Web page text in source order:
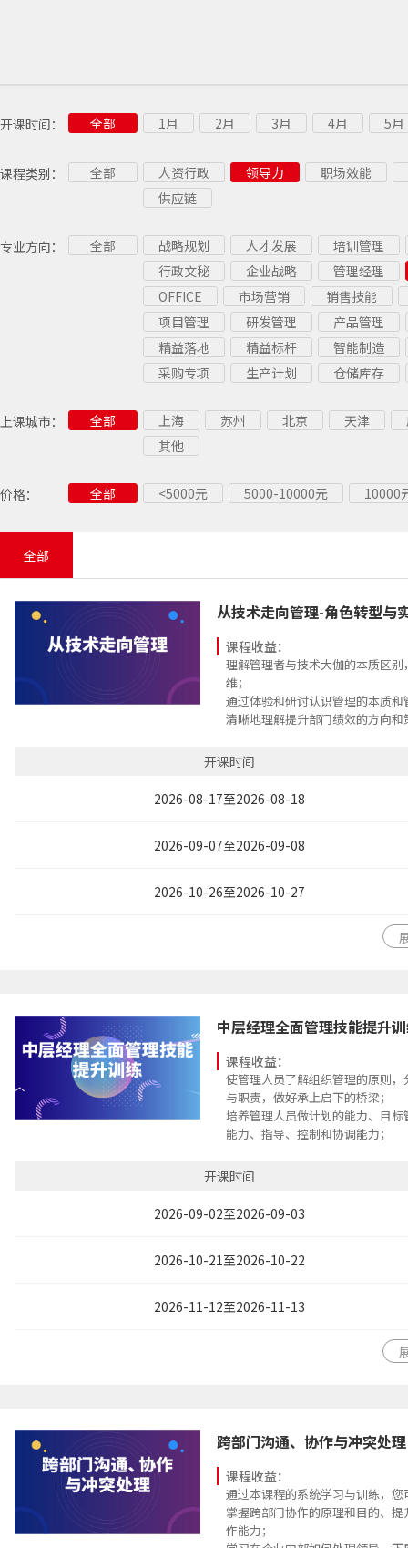
开课时间： 全部 1月 2月 3月 4月 5月
课程类别： 全部 人资行政 领导力
职场效能
供应链
专业方向： 全部 战略规划 人才发展
培训管理
行政文秘
企业战略
管理经理
OFFICE
市场营销
销售技能
项目管理
研发管理
产品管理
精益落地
精益标杆
智能制造
采购专项
生产计划 仓储库存
上课城市： 全部 上海 苏州 北京 天津
其他
价格： 全部 <5000元 5000-10000元 10000
全部
从技术走向管理-角色转型与
课程收益：
理解管理者与技术大伽的本质区
维；
通过体验和研讨认识管理的本质
清晰地理解提升部门绩效的方向和
务-能力需求的关系，发展个人能
开课时间
2026-08-17至2026-08-18
2026-09-07至2026-09-08
2026-10-26至2026-10-27
中层经理全面管理技能提升
课程收益：
使管理人员了解组织管理的原则
与职责，做好承上启下的桥梁；
培养管理人员做计划的能力、目
能力、指导、控制和协调能力；
下属，并给予工作授权；
知人善任，带人带心，学习激励部
认识沟通的重要性，掌握高效沟通
织内无障碍的沟通环境；
导艺术，增强自己的领导魅力；
开课时间
2026-09-02至2026-09-03
2026-10-21至2026-10-22
2026-11-12至2026-11-13
跨部门沟通、协作与冲突处理
课程收益：
通过本课程的系统学习与训练，您
掌握跨部门协作的原理和目的、
作能力；